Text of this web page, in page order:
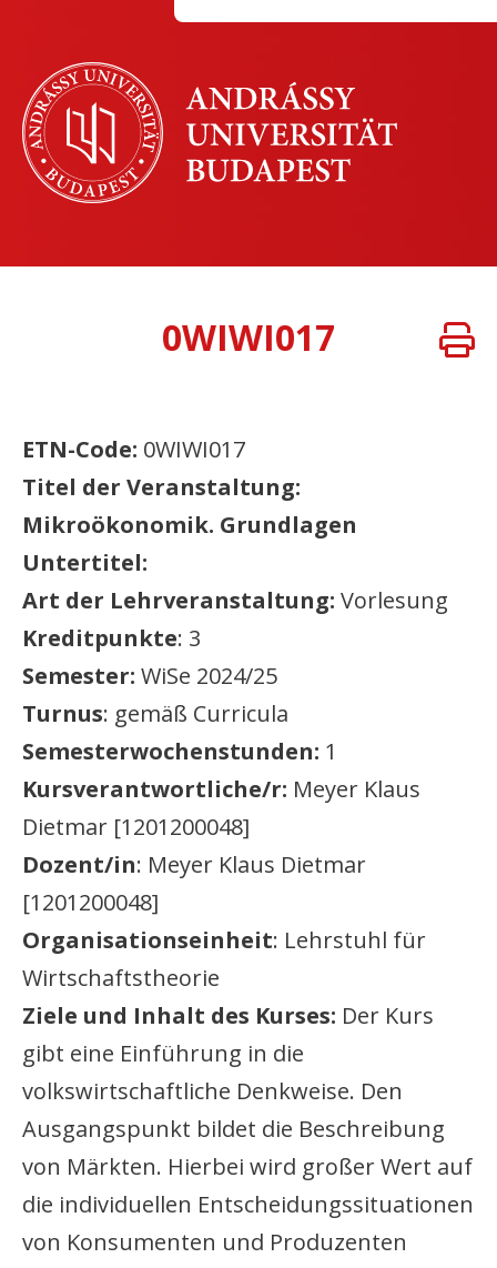
0WIWI017
ETN-Code: 0WIWI017
Titel der Veranstaltung:
Mikroökonomik. Grundlagen
Untertitel:
Art der Lehrveranstaltung: Vorlesung
Kreditpunkte: 3
Semester: WiSe 2024/25
Turnus: gemäß Curricula
Semesterwochenstunden: 1
Kursverantwortliche/r: Meyer Klaus
Dietmar [1201200048]
Dozent/in: Meyer Klaus Dietmar
[1201200048]
Organisationseinheit: Lehrstuhl für
Wirtschaftstheorie
Ziele und Inhalt des Kurses: Der Kurs
gibt eine Einführung in die
volkswirtschaftliche Denkweise. Den
Ausgangspunkt bildet die Beschreibung
von Märkten. Hierbei wird großer Wert auf
die individuellen Entscheidungssituationen
von Konsumenten und Produzenten